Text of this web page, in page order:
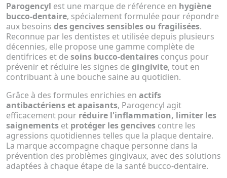
Parogencyl est une marque de référence en hygiène
bucco-dentaire, spécialement formulée pour répondre
aux besoins des gencives sensibles ou fragilisées.
Reconnue par les dentistes et utilisée depuis plusieurs
décennies, elle propose une gamme complète de
dentifrices et de soins bucco-dentaires conçus pour
prévenir et réduire les signes de gingivite, tout en
contribuant à une bouche saine au quotidien.
Grâce à des formules enrichies en actifs
antibactériens et apaisants, Parogencyl agit
efficacement pour réduire l'inflammation, limiter les
saignements et protéger les gencives contre les
agressions quotidiennes telles que la plaque dentaire.
La marque accompagne chaque personne dans la
prévention des problèmes gingivaux, avec des solutions
adaptées à chaque étape de la santé bucco-dentaire.